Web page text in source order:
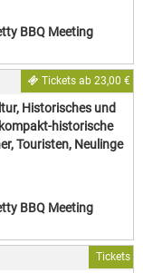
BBQ Meeting
Tickets ab 23,00 €
Historisches und
historische
Touristen, Neulinge
BBQ Meeting
Tickets